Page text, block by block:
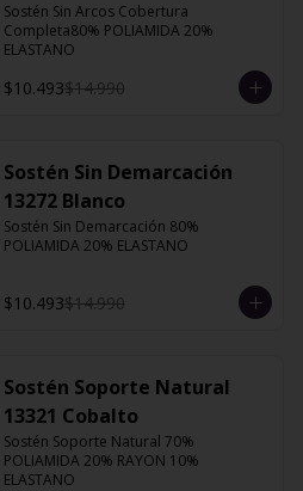
Sostén Sin Arcos Cobertura
Completa80% POLIAMIDA 20%
ELASTANO
$10.493$14.990
Sostén Sin Demarcación
13272 Blanco
Sostén Sin Demarcación 80%
POLIAMIDA 20% ELASTANO
$10.493$14.990
Sostén Soporte Natural
13321 Cobalto
Sostén Soporte Natural 70%
POLIAMIDA 20% RAYON 10%
ELASTANO